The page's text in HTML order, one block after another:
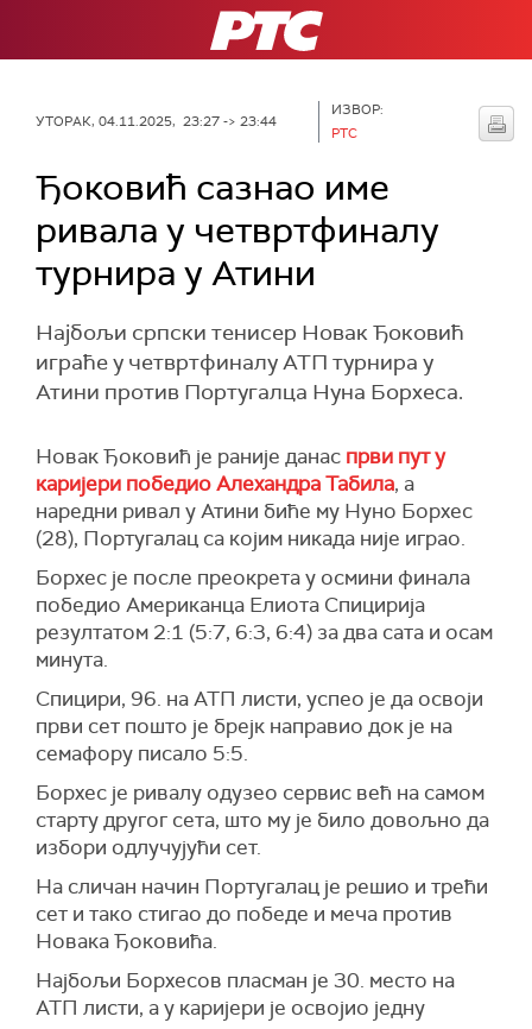
РТС
УТОРАК, 04.11.2025, 23:27 -> 23:44
ИЗВОР:
РТС
Ђоковић сазнао име
ривала у четвртфиналу
турнира у Атини
Најбољи српски тенисер Новак Ђоковић
играће у четвртфиналу АТП турнира у
Атини против Португалца Нуна Борхеса.
Новак Ђоковић је раније данас први пут у
каријери победио Алехандра Табила, а
наредни ривал у Атини биће му Нуно Борхес
(28), Португалац са којим никада није играо.
Борхес је после преокрета у осмини финала
победио Американца Елиота Спицирија
резултатом 2:1 (5:7, 6:3, 6:4) за два сата и осам
минута.
Спицири, 96. на АТП листи, успео је да освоји
први сет пошто је брејк направио док је на
семафору писало 5:5.
Борхес је ривалу одузео сервис већ на самом
старту другог сета, што му је било довољно да
избори одлучујући сет.
На сличан начин Португалац је решио и трећи
сет и тако стигао до победе и меча против
Новака Ђоковића.
Најбољи Борхесов пласман је 30. место на
АТП листи, а у каријери је освојио једну